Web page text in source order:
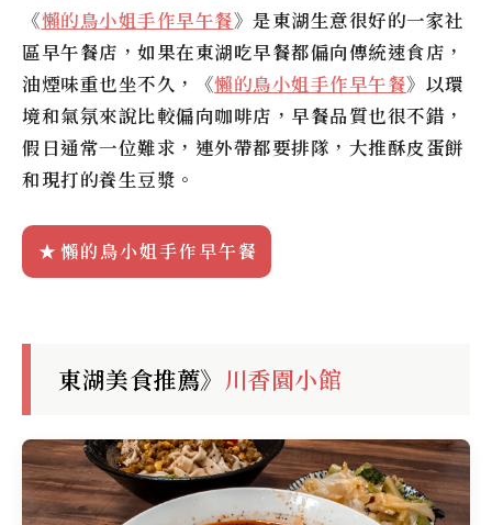
《懶的鳥小姐手作早午餐》是東湖生意很好的一家社
區早午餐店，如果在東湖吃早餐都偏向傳統速食店，
油煙味重也坐不久，《懶的鳥小姐手作早午餐》以環
境和氣氛來說比較偏向咖啡店，早餐品質也很不錯，
假日通常一位難求，連外帶都要排隊，大推酥皮蛋餅
和現打的養生豆漿。
懶的鳥小姐手作早午餐
東湖美食推薦》 川香園小館